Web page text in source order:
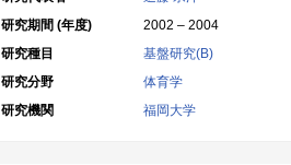
研究期間 (年度)
2002 – 2004
研究種目
基盤研究(B)
研究分野
体育学
研究機関
福岡大学